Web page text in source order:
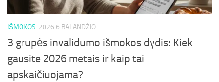
IŠMOKOS 2026 6 BALANDŽIO
3 grupės invalidumo išmokos dydis: Kiek
gausite 2026 metais ir kaip tai
apskaičiuojama?